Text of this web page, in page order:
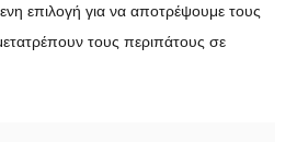
επιλογή για να αποτρέψουμε τους
τους περιπάτους σε